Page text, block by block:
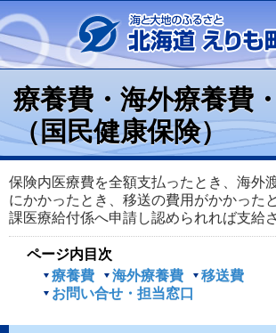
療養費・海外療養費
（国民健康保険）
保険内医療費を全額支払ったとき、海外
にかかったとき、移送の費用がかかった
課医療給付係へ申請し認められれば支給
ページ内目次
療養費
海外療養費
移送費
お問い合せ・担当窓口